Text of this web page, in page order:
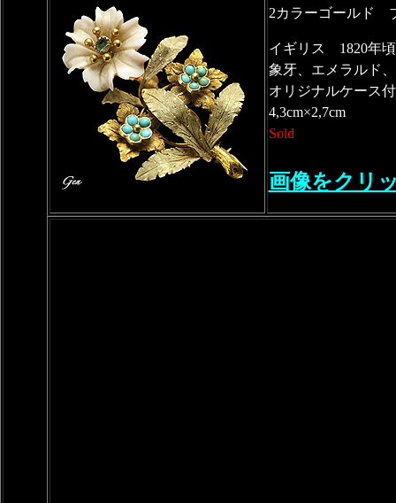
2カラーゴールド
イギリス 1820年頃
象牙、エメラルド
オリジナルケース
4,3cm×2,7cm
Sold
画像をクリ